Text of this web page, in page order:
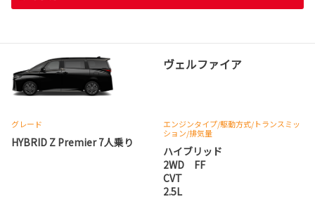
ヴェルファイア
グレード
HYBRID Z Premier 7人乗り
エンジンタイプ/駆動方式/トランスミッ
ション/排気量
ハイブリッド
2WD FF
CVT
2.5L